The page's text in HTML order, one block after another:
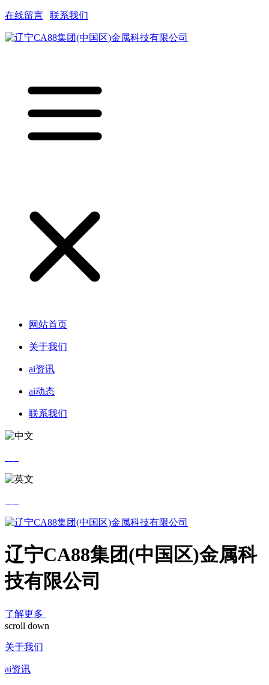
在线留言 联系我们
网站首页
关于我们
ai资讯
ai动态
联系我们
辽宁CA88集团(中国区)金属科
技有限公司
了解更多
scroll down
关于我们
ai资讯